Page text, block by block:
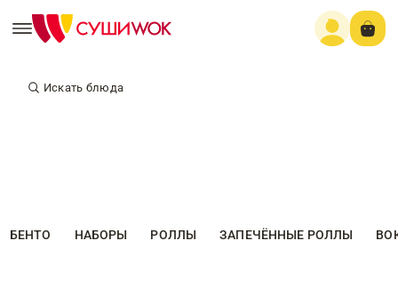
Искать блюда
БЕНТО НАБОРЫ РОЛЛЫ ЗАПЕЧЁННЫЕ РОЛЛЫ